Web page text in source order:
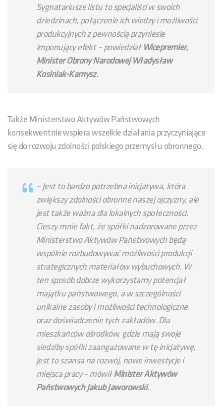
Sygnatariusze listu to specjaliści w swoich
dziedzinach, połączenie ich wiedzy i możliwości
produkcyjnych z pewnością przyniesie
imponujący efekt – powiedział Wicepremier,
Minister Obrony Narodowej Władysław
Kosiniak-Kamysz.
Także Ministerstwo Aktywów Państwowych
konsekwentnie wspiera wszelkie działania przyczyniające
się do rozwoju zdolności polskiego przemysłu obronnego.
– Jest to bardzo potrzebna inicjatywa, która
zwiększy zdolności obronne naszej ojczyzny, ale
jest także ważna dla lokalnych społeczności.
Cieszy mnie fakt, że spółki nadzorowane przez
Ministerstwo Aktywów Państwowych będą
wspólnie rozbudowywać możliwości produkcji
strategicznych materiałów wybuchowych. W
ten sposób dobrze wykorzystamy potencjał
majątku państwowego, a w szczególności
unikalne zasoby i możliwości technologiczne
oraz doświadczenie tych zakładów. Dla
mieszkańców ośrodków, gdzie mają swoje
siedziby spółki zaangażowane w tę inicjatywę,
jest to szansa na rozwój, nowe inwestycje i
miejsca pracy – mówiłMinister Aktywów
Państwowych Jakub Jaworowski.